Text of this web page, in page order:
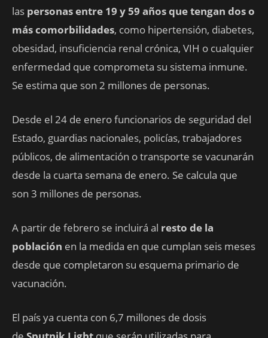
las personas entre 19 y 59 años que tengan dos o
más comorbilidades, como hipertensión, diabetes,
obesidad, insuficiencia renal crónica, VIH o cualquier
enfermedad que comprometa su sistema inmune.
Se estima que son 2 millones de personas.
Desde el 24 de enero funcionarios de seguridad del
Estado, guardias nacionales, policías, trabajadores
públicos, de alimentación o transporte se vacunarán
desde la cuarta semana de enero. Se calcula que
son 3 millones de personas.
A partir de febrero se incluirá al resto de la
población en la medida en que cumplan seis meses
desde que completaron su esquema primario de
vacunación.
El país ya cuenta con 6,7 millones de dosis